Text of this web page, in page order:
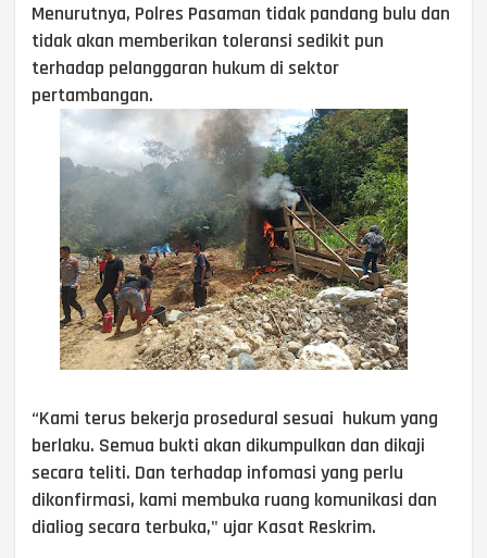
Menurutnya, Polres Pasaman tidak pandang bulu dan
tidak akan memberikan toleransi sedikit pun
terhadap pelanggaran hukum di sektor
pertambangan.
“Kami terus bekerja prosedural sesuai hukum yang
berlaku. Semua bukti akan dikumpulkan dan dikaji
secara teliti. Dan terhadap infomasi yang perlu
dikonfirmasi, kami membuka ruang komunikasi dan
dialiog secara terbuka," ujar Kasat Reskrim.